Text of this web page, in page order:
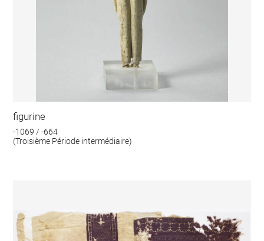
figurine
-1069 / -664
(Troisième Période intermédiaire)